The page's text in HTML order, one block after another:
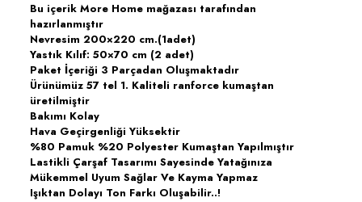
Bu içerik More Home mağazası tarafından
hazırlanmıştır
Nevresim 200×220 cm.(1adet)
Yastık Kılıf: 50×70 cm (2 adet)
Paket İçeriği 3 Parçadan Oluşmaktadır
Ürünümüz 57 tel 1. Kaliteli ranforce kumaştan
üretilmiştir
Bakımı Kolay
Hava Geçirgenliği Yüksektir
%80 Pamuk %20 Polyester Kumaştan Yapılmıştır
Lastikli Çarşaf Tasarımı Sayesinde Yatağınıza
Mükemmel Uyum Sağlar Ve Kayma Yapmaz
Işıktan Dolayı Ton Farkı Oluşabilir..!